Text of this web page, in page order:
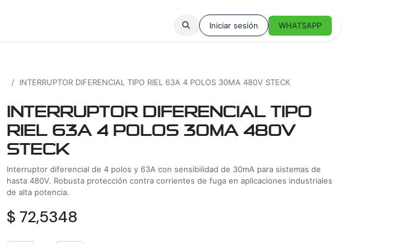
Iniciar sesión WHATSAPP
INTERRUPTOR DIFERENCIAL TIPO RIEL 63A 4 POLOS 30MA 480V STECK
INTERRUPTOR DIFERENCIAL TIPO
RIEL 63A 4 POLOS 30MA 480V
STECK
Interruptor diferencial de 4 polos y 63A con sensibilidad de 30mA para sistemas de
hasta 480V. Robusta protección contra corrientes de fuga en aplicaciones industriales
de alta potencia.
$ 72,5348